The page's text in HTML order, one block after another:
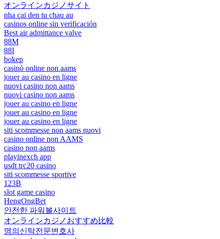
オンラインカジノサイト
nha cai den tu chau au
casinos online sin verificación
Best air admittance valve
88M
88I
bokep
casinò online non aams
jouer au casino en ligne
nuovi casino non aams
nuovi casino non aams
jouer au casino en ligne
jouer au casino en ligne
jouer au casino en ligne
siti scommesse non aams nuovi
casino online non AAMS
casino non aams
playinexch app
usdt trc20 casino
siti scommesse sportive
123B
slot game casino
HengOngBet
안전한 파워볼사이트
オンラインカジノおすすめ比較
명의신탁전문변호사